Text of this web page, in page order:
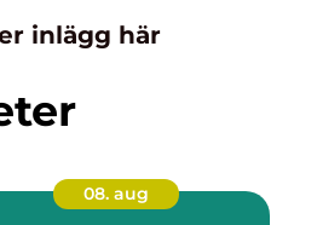
inlägg här
08. aug